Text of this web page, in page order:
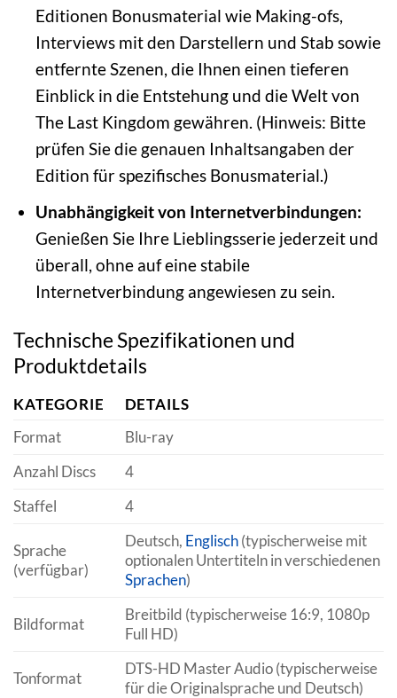
Editionen Bonusmaterial wie Making-ofs,
Interviews mit den Darstellern und Stab sowie
entfernte Szenen, die Ihnen einen tieferen
Einblick in die Entstehung und die Welt von
The Last Kingdom gewähren. (Hinweis: Bitte
prüfen Sie die genauen Inhaltsangaben der
Edition für spezifisches Bonusmaterial.)
Unabhängigkeit von Internetverbindungen:
Genießen Sie Ihre Lieblingsserie jederzeit und
überall, ohne auf eine stabile
Internetverbindung angewiesen zu sein.
Technische Spezifikationen und
Produktdetails
KATEGORIE
DETAILS
Format
Blu-ray
Anzahl Discs
4
Staffel
4
Sprache
(verfügbar)
Deutsch, Englisch(typischerweise mit
optionalen Untertiteln in verschiedenen
Sprachen)
Bildformat
Breitbild (typischerweise 16:9, 1080p
Full HD)
Tonformat
DTS-HD Master Audio (typischerweise
für die Originalsprache und Deutsch)